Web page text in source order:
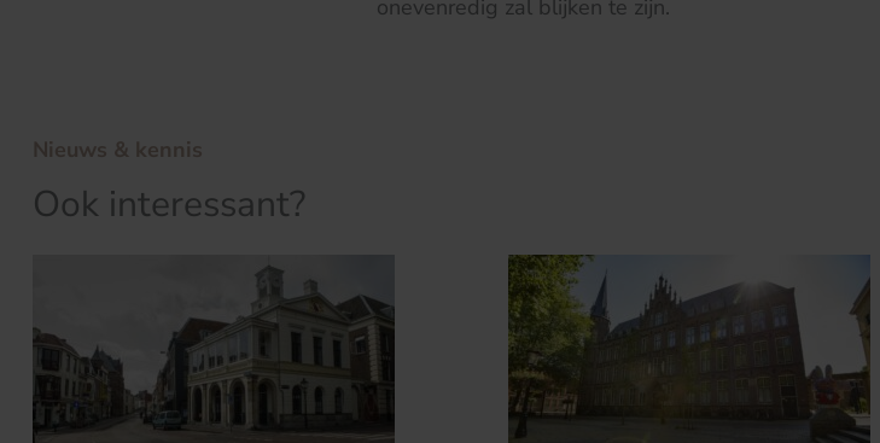
onevenredig zal blijken te zijn.
Nieuws & kennis
Ook interessant?